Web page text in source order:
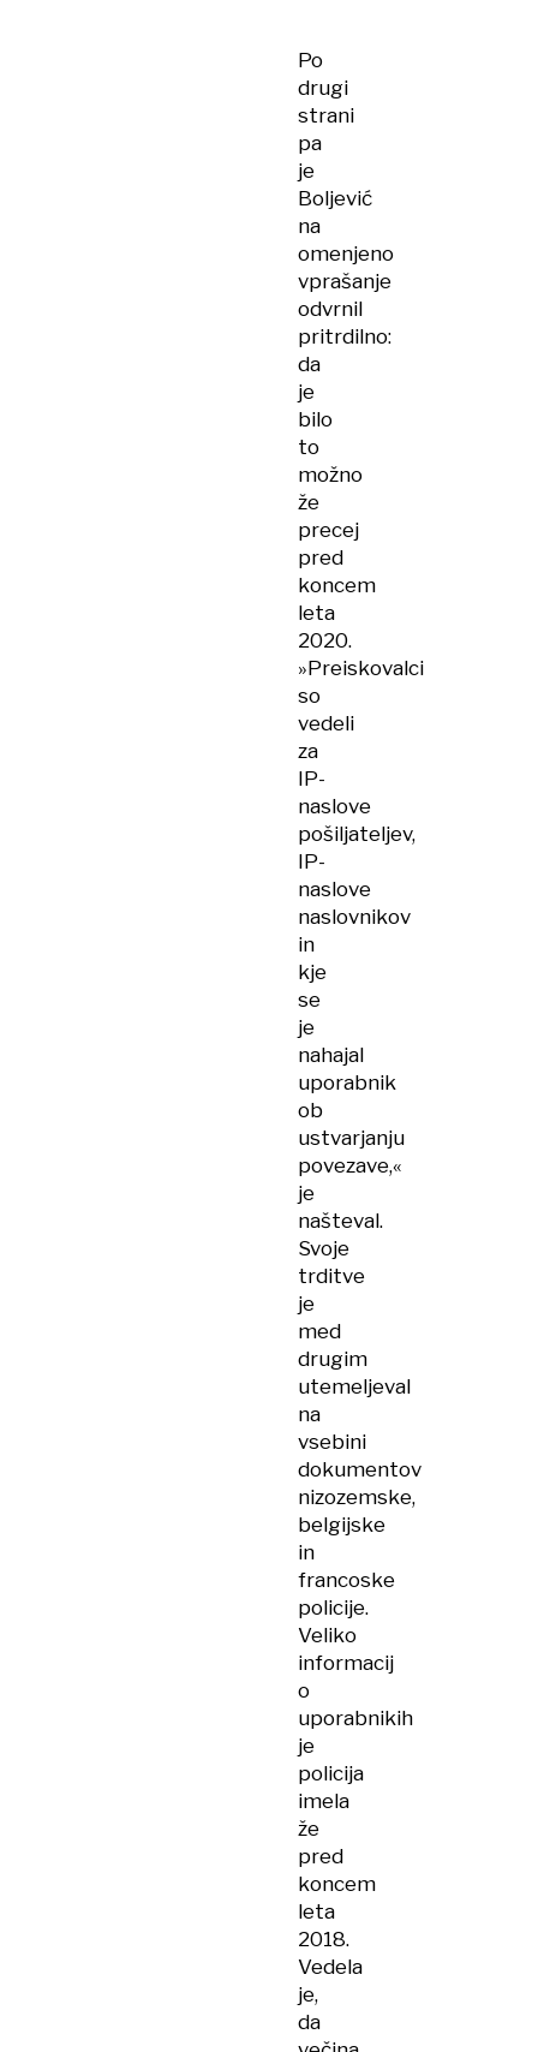
času
umora
Po
drugi
strani
pa
je
Boljević
na
omenjeno
vprašanje
odvrnil
pritrdilno:
da
je
bilo
to
možno
že
precej
pred
koncem
leta
2020.
»Preiskovalci
so
vedeli
za
IP-
naslove
pošiljateljev,
IP-
naslove
naslovnikov
in
kje
se
je
nahajal
uporabnik
ob
ustvarjanju
povezave,«
je
našteval.
Svoje
trditve
je
med
drugim
utemeljeval
na
vsebini
dokumentov
nizozemske,
belgijske
in
francoske
policije.
Veliko
informacij
o
uporabnikih
je
policija
imela
že
pred
koncem
leta
2018.
Vedela
je,
da